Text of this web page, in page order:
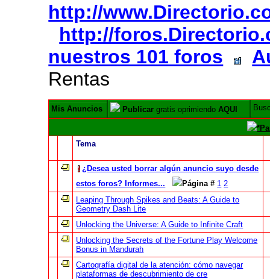
http://
http://
nuestros 101 foros
Rentas
Mis Anuncios Publicar gratis oprimiendoAQUI
Tema
¿Desea usted borrar algún anuncio suyo desde
estos foros? Informes...
Página # 1 2
Leaping Through Spikes and Beats: A Guide to
Geometry Dash Lite
Unlocking the Universe: A Guide to Infinite Craft
Unlocking the Secrets of the Fortune Play Welcome
Bonus in Mandurah
Cartografía digital de la atención: cómo navegar
plataformas de descubrimiento de cre